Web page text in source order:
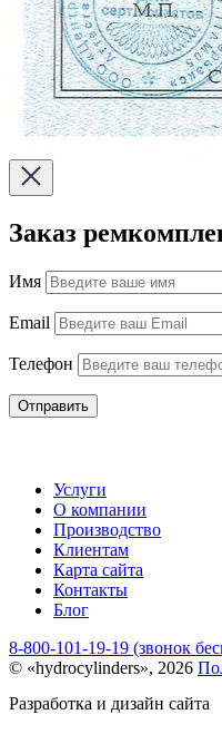
Заказ
Имя
Email
Телефон
Отправить
Услуги
О компании
Производство
Клиентам
Карта сайта
Контакты
Блог
8-800-101-19-19 (звонок
© «hydrocylinders», 2026
Разработка и дизайн сайта